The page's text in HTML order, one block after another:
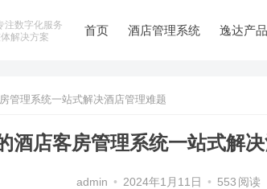
注数字化服务
解决方案
首页 酒店管理系统 逸达产
管理系统一站式解决酒店管理难题
酒店客房管理系统一站式解
admin • 2024年1月11日 • 553 阅读